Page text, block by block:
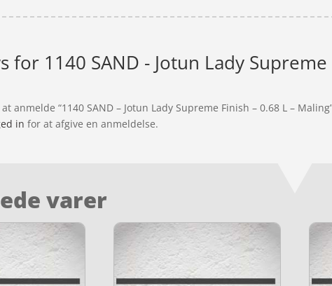
for 1140 SAND - Jotun Lady
anmelde “1140 SAND – Jotun Lady Supreme Finish – 0.68 L –
in for at afgive en anmeldelse.
varer